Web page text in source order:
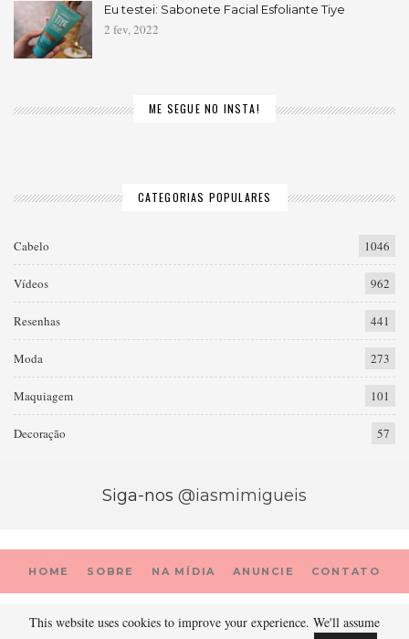
Eu testei: Sabonete Facial Esfoliante Tiye
2 fev, 2022
ME SEGUE NO INSTA!
CATEGORIAS POPULARES
Cabelo 1046
Vídeos 962
Resenhas 441
Moda 273
Maquiagem 101
Decoração 57
Siga-nos @iasmimigueis
HOME SOBRE NA MÍDIA ANUNCIE CONTATO
© 2026 - Prada Porter. Todos os direitos reservados.
This website uses cookies to improve your experience. We'll assume